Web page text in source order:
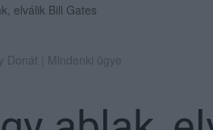
elválik Bill Gates
Donát | Mindenki ügye